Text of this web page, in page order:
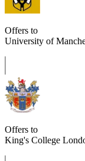
Offers to
University of
Offers to
King's College